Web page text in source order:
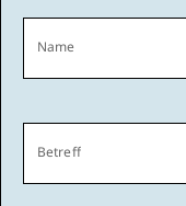
Name
Betreff